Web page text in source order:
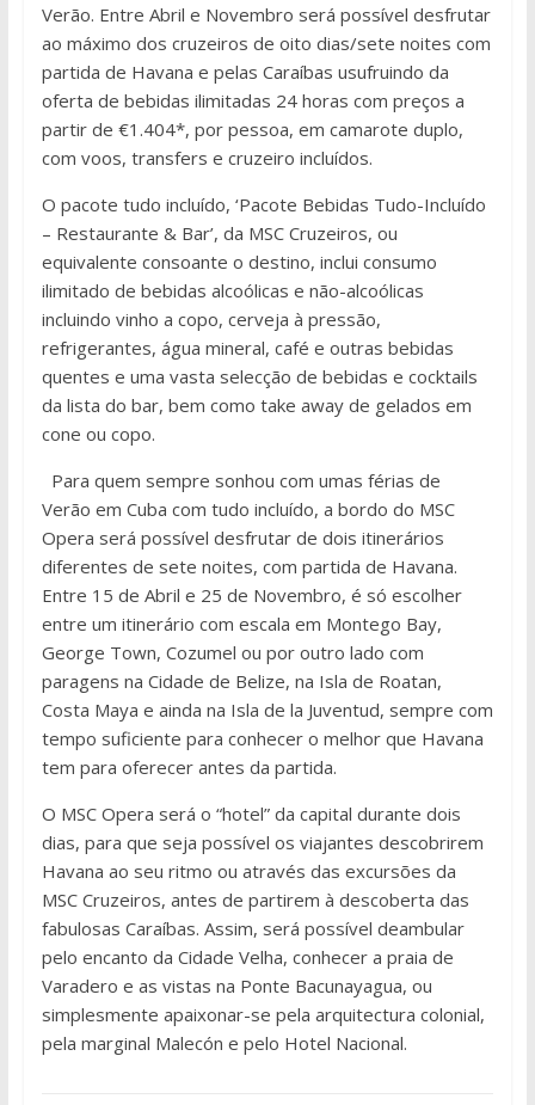
Verão. Entre Abril e Novembro será possível desfrutar
ao máximo dos cruzeiros de oito dias/sete noites com
partida de Havana e pelas Caraíbas usufruindo da
oferta de bebidas ilimitadas 24 horas com preços a
partir de €1.404*, por pessoa, em camarote duplo,
com voos, transfers e cruzeiro incluídos.
O pacote tudo incluído, ‘Pacote Bebidas Tudo-Incluído
– Restaurante & Bar’, da MSC Cruzeiros, ou
equivalente consoante o destino, inclui consumo
ilimitado de bebidas alcoólicas e não-alcoólicas
incluindo vinho a copo, cerveja à pressão,
refrigerantes, água mineral, café e outras bebidas
quentes e uma vasta selecção de bebidas e cocktails
da lista do bar, bem como take away de gelados em
cone ou copo.
Para quem sempre sonhou com umas férias de
Verão em Cuba com tudo incluído, a bordo do MSC
Opera será possível desfrutar de dois itinerários
diferentes de sete noites, com partida de Havana.
Entre 15 de Abril e 25 de Novembro, é só escolher
entre um itinerário com escala em Montego Bay,
George Town, Cozumel ou por outro lado com
paragens na Cidade de Belize, na Isla de Roatan,
Costa Maya e ainda na Isla de la Juventud, sempre com
tempo suficiente para conhecer o melhor que Havana
tem para oferecer antes da partida.
O MSC Opera será o “hotel” da capital durante dois
dias, para que seja possível os viajantes descobrirem
Havana ao seu ritmo ou através das excursões da
MSC Cruzeiros, antes de partirem à descoberta das
fabulosas Caraíbas. Assim, será possível deambular
pelo encanto da Cidade Velha, conhecer a praia de
Varadero e as vistas na Ponte Bacunayagua, ou
simplesmente apaixonar-se pela arquitectura colonial,
pela marginal Malecón e pelo Hotel Nacional.